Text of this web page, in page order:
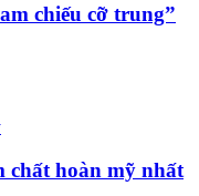
chiếu cỡ trung”
chất hoàn mỹ nhất